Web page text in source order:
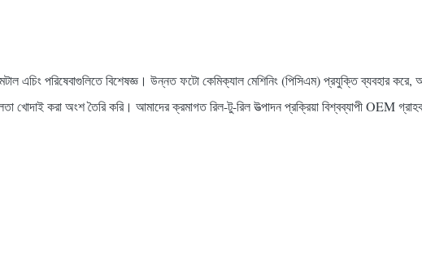
এচিং পরিষেবাগুলিতে বিশেষজ্ঞ। উন্নত ফটো কেমিক্যাল মেশিনিং (পিসিএম) প্রযুক্তি ব্যবহার
খোদাই করা অংশ তৈরি করি। আমাদের ক্রমাগত রিল-টু-রিল উত্পাদন প্রক্রিয়া বিশ্বব্যাপী OEM